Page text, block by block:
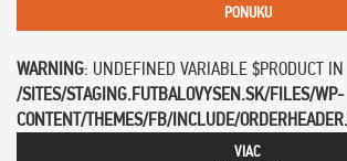
PONUKU
WARNING: UNDEFINED VARIABLE $PRODUCT IN
/SITES/STAGING.FUTBALOVYSEN.SK/FILES/WP-
CONTENT/THEMES/FB/INCLUDE/
VIAC